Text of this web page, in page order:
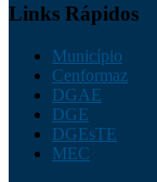
Links Rápidos
Município
Cenformaz
DGAE
DGE
DGEsTE
MEC